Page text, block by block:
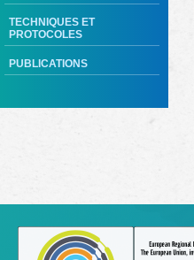
TECHNIQUES ET
PROTOCOLES
PUBLICATIONS